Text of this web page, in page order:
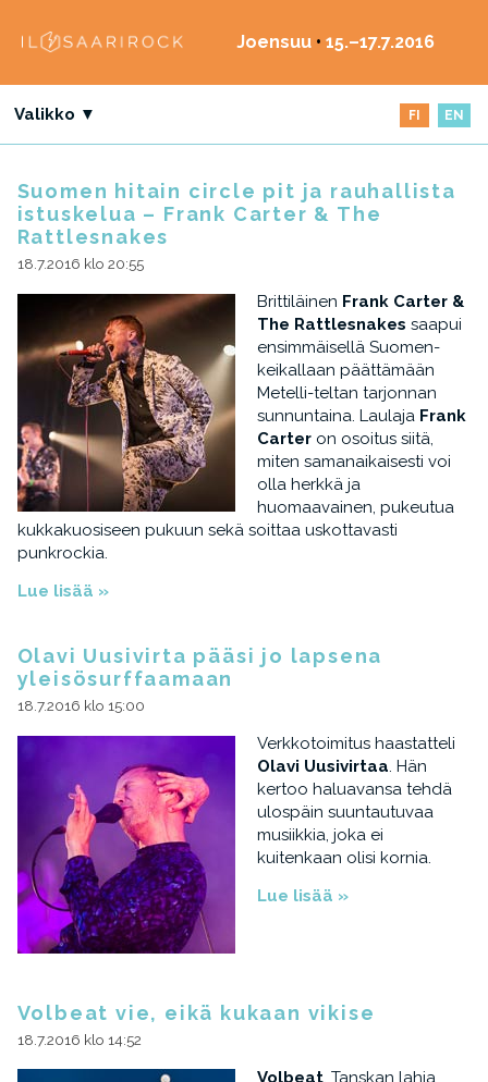
Joensuu • 15.–17.7.2016
Valikko ▼ FI EN
Suomen hitain circle pit ja rauhallista
istuskelua – Frank Carter & The
Rattlesnakes
18.7.2016 klo 20:55
Brittiläinen Frank Carter &
The Rattlesnakes saapui
ensimmäisellä Suomen-
keikallaan päättämään
Metelli-teltan tarjonnan
sunnuntaina. Laulaja Frank
Carteron osoitus siitä,
miten samanaikaisesti voi
olla herkkä ja
huomaavainen, pukeutua
kukkakuosiseen pukuun sekä soittaa uskottavasti
punkrockia.
Lue lisää »
Olavi Uusivirta pääsi jo lapsena
yleisösurffaamaan
18.7.2016 klo 15:00
Verkkotoimitus haastatteli
Olavi Uusivirtaa. Hän
kertoo haluavansa tehdä
ulospäin suuntautuvaa
musiikkia, joka ei
kuitenkaan olisi kornia.
Lue lisää »
Volbeat vie, eikä kukaan vikise
18.7.2016 klo 14:52
Volbeat, Tanskan lahja